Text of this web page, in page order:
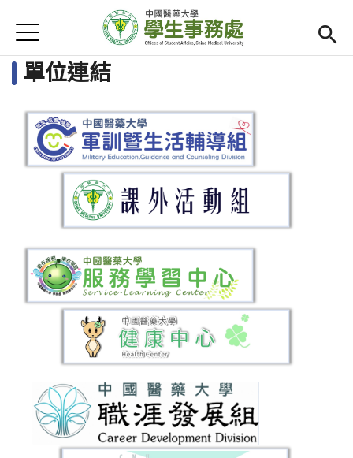
首頁
Open
首頁
最新消息
Open submenu (活動集錦)
活動集錦
法令規章
Open submenu (宿舍專區)
宿舍專區
智慧校園食衣住行
Jump to Navigation
Jump to Main content
單位連結